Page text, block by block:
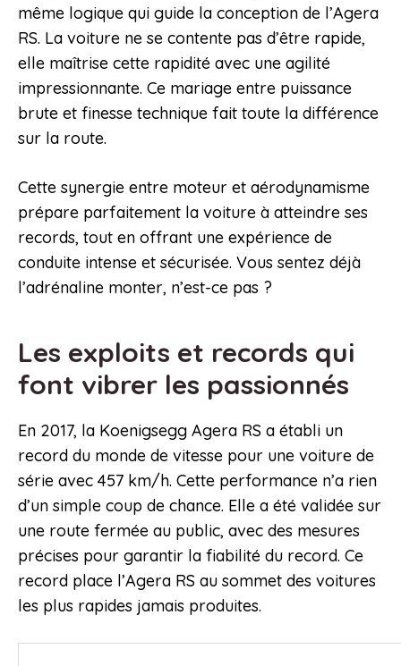
même logique qui guide la conception de l’Agera
RS. La voiture ne se contente pas d’être rapide,
elle maîtrise cette rapidité avec une agilité
impressionnante. Ce mariage entre puissance
brute et finesse technique fait toute la différence
sur la route.
Cette synergie entre moteur et aérodynamisme
prépare parfaitement la voiture à atteindre ses
records, tout en offrant une expérience de
conduite intense et sécurisée. Vous sentez déjà
l’adrénaline monter, n’est-ce pas ?
Les exploits et records qui
font vibrer les passionnés
En 2017, la Koenigsegg Agera RS a établi un
record du monde de vitesse pour une voiture de
série avec 457 km/h. Cette performance n’a rien
d’un simple coup de chance. Elle a été validée sur
une route fermée au public, avec des mesures
précises pour garantir la fiabilité du record. Ce
record place l’Agera RS au sommet des voitures
les plus rapides jamais produites.